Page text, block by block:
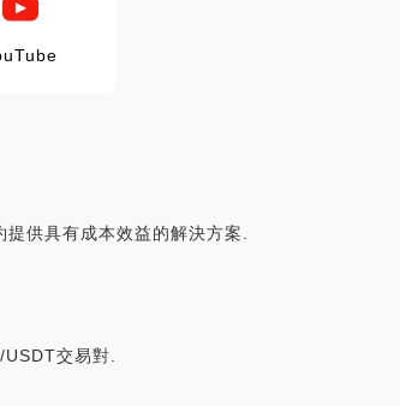
供具有成本效益的解決方案.
交易對.